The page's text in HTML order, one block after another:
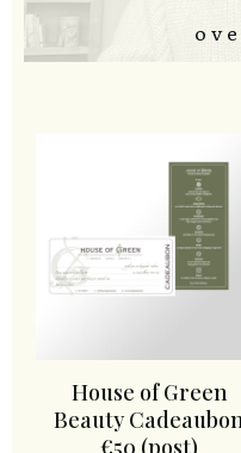
House of Green
Beauty Cadeaubon
€50 (post)